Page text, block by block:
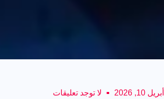
أبريل 10, 2026 لا توجد تعليقات